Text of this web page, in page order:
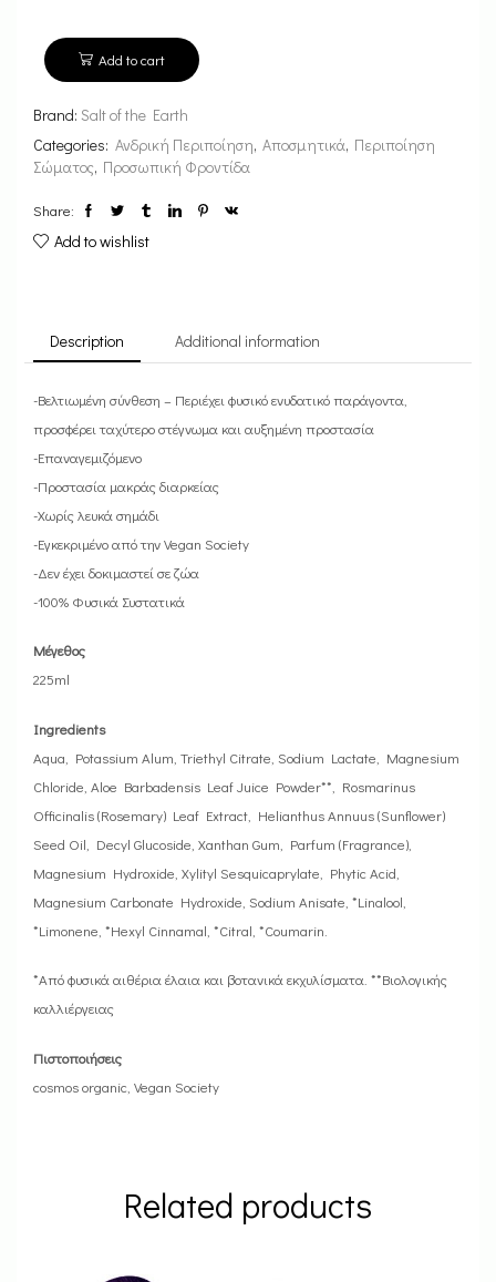
Add to cart
Brand: Salt of the Earth
Categories: Ανδρική Περιποίηση, Αποσμητικά, Περιποίηση
Σώματος, Προσωπική Φροντίδα
Share:
Add to wishlist
Description Additional information
-Βελτιωμένη σύνθεση – Περιέχει φυσικό ενυδατικό παράγοντα,
προσφέρει ταχύτερο στέγνωμα και αυξημένη προστασία
-Επαναγεμιζόμενο
-Προστασία μακράς διαρκείας
-Χωρίς λευκά σημάδι
-Εγκεκριμένο από την Vegan Society
-Δεν έχει δοκιμαστεί σε ζώα
-100% Φυσικά Συστατικά
Μέγεθος
225ml
Ingredients
Aqua, Potassium Alum, Triethyl Citrate, Sodium Lactate, Magnesium
Chloride, Aloe Barbadensis Leaf Juice Powder**, Rosmarinus
Officinalis (Rosemary) Leaf Extract, Helianthus Annuus (Sunflower)
Seed Oil, Decyl Glucoside, Xanthan Gum, Parfum (Fragrance),
Magnesium Hydroxide, Xylityl Sesquicaprylate, Phytic Acid,
Magnesium Carbonate Hydroxide, Sodium Anisate, *Linalool,
*Limonene, *Hexyl Cinnamal, *Citral, *Coumarin.
*Από φυσικά αιθέρια έλαια και βοτανικά εκχυλίσματα. **Βιολογικής
καλλιέργειας
Πιστοποιήσεις
cosmos organic, Vegan Society
Related products